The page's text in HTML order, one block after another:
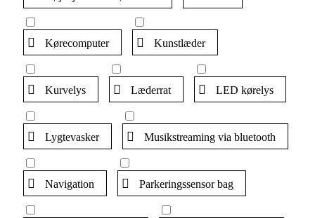
Kørecomputer Kunstlæder
Kurvelys Læderrat LED kørelys
Lygtevasker Musikstreaming via bluetooth
Navigation Parkeringssensor bag